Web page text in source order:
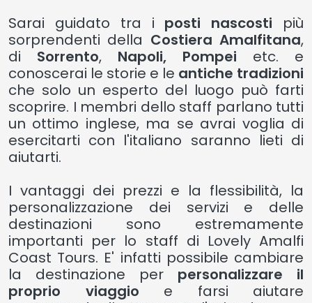
Sarai guidato tra i posti nascosti più
sorprendenti della Costiera Amalfitana,
di Sorrento, Napoli, Pompei etc. e
conoscerai le storie e le antiche tradizioni
che solo un esperto del luogo può farti
scoprire. I membri dello staff parlano tutti
un ottimo inglese, ma se avrai voglia di
esercitarti con l'italiano saranno lieti di
aiutarti.
I vantaggi dei prezzi e la flessibilità, la
personalizzazione dei servizi e delle
destinazioni sono estremamente
importanti per lo staff di Lovely Amalfi
Coast Tours. E' infatti possibile cambiare
la destinazione per personalizzare il
proprio viaggio e farsi aiutare